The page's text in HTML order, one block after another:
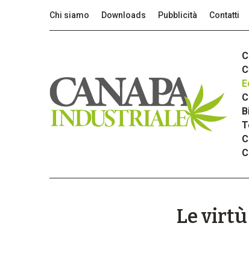
Chi siamo Downloads Pubblicità Contatti
Le